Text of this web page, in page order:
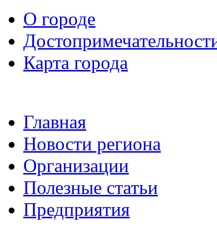
О городе
Карта города
Главная
Новости региона
Организации
Полезные статьи
Предприятия